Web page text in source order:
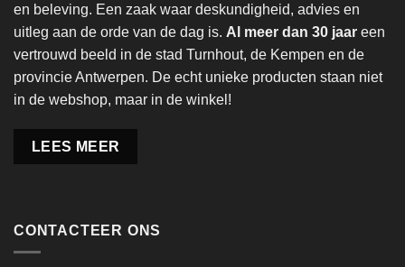
en beleving. Een zaak waar deskundigheid, advies en
uitleg aan de orde van de dag is. Al meer dan 30 jaar een
vertrouwd beeld in de stad Turnhout, de Kempen en de
provincie Antwerpen. De echt unieke producten staan niet
in de webshop, maar in de winkel!
LEES MEER
CONTACTEER ONS